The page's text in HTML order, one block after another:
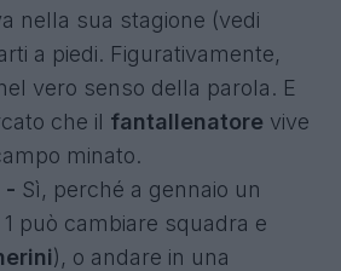
nella sua stagione (vedi
a piedi. Figurativamente,
vero senso della parola. E
che il fantallenatore vive
minato.
- Sì, perché a gennaio un
può cambiare squadra e
), o andare in una